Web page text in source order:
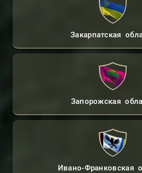
Закарпатская
Запорожская
Ивано-Франковская